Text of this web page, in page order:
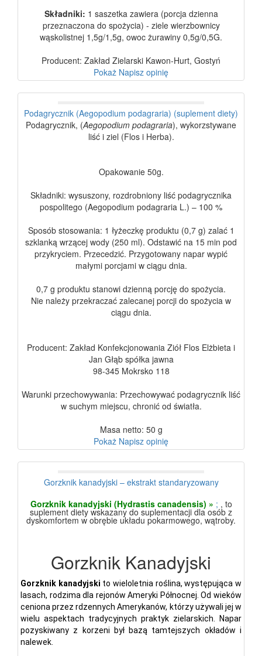
Składniki: 1 saszetka zawiera (porcja dzienna
przeznaczona do spożycia) - ziele wierzbownicy
wąskolistnej 1,5g/1,5g, owoc żurawiny 0,5g/0,5G.
Producent: Zakład Zielarski Kawon-Hurt, Gostyń
Pokaż Napisz opinię
Podagrycznik (Aegopodium podagraria) (suplement diety)
Podagrycznik, (Aegopodium podagraria), wykorzstywane
liść i ziel (Flos i Herba).
Opakowanie 50g.
Składniki: wysuszony, rozdrobniony liść podagrycznika
pospolitego (Aegopodium podagraria L.) – 100 %
Sposób stosowania: 1 łyżeczkę produktu (0,7 g) zalać 1
szklanką wrzącej wody (250 ml). Odstawić na 15 min pod
przykryciem. Przecedzić. Przygotowany napar wypić
małymi porcjami w ciągu dnia.
0,7 g produktu stanowi dzienną porcję do spożycia.
Nie należy przekraczać zalecanej porcji do spożycia w
ciągu dnia.
Producent: Zakład Konfekcjonowania Ziół Flos Elżbieta i
Jan Głąb spółka jawna
98-345 Mokrsko 118
Warunki przechowywania: Przechowywać podagrycznik liść
w suchym miejscu, chronić od światła.
Masa netto: 50 g
Pokaż Napisz opinię
Gorzknik kanadyjski – ekstrakt standaryzowany
Gorzknik kanadyjski (Hydrastis canadensis) » ; , to
suplement diety wskazany do suplementacji dla osób z
dyskomfortem w obrębie układu pokarmowego, wątroby.
Gorzknik Kanadyjski
Gorzknik kanadyjski to wieloletnia roślina, występująca w
lasach, rodzima dla rejonów Ameryki Północnej. Od wieków
ceniona przez rdzennych Amerykanów, którzy używali jej w
wielu aspektach tradycyjnych praktyk zielarskich. Napar
pozyskiwany z korzeni był bazą tamtejszych okładów i
nalewek.